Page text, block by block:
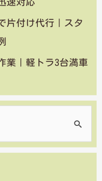
片付け代行｜スタ
業｜軽トラ3台満車